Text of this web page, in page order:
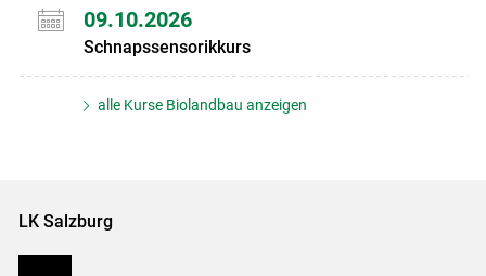
09.10.2026
Schnapssensorikkurs
alle Kurse Biolandbau anzeigen
LK Salzburg